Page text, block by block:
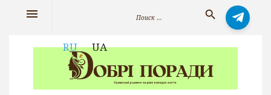
RU UA
search
menu